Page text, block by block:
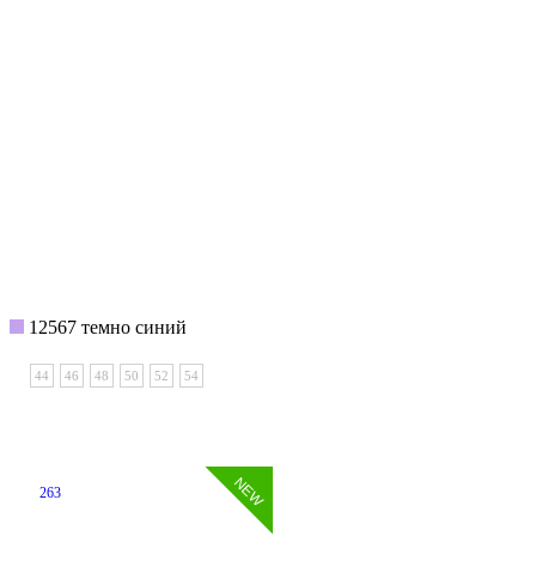
12567 темно синий
44 46 48 50 52 54
263